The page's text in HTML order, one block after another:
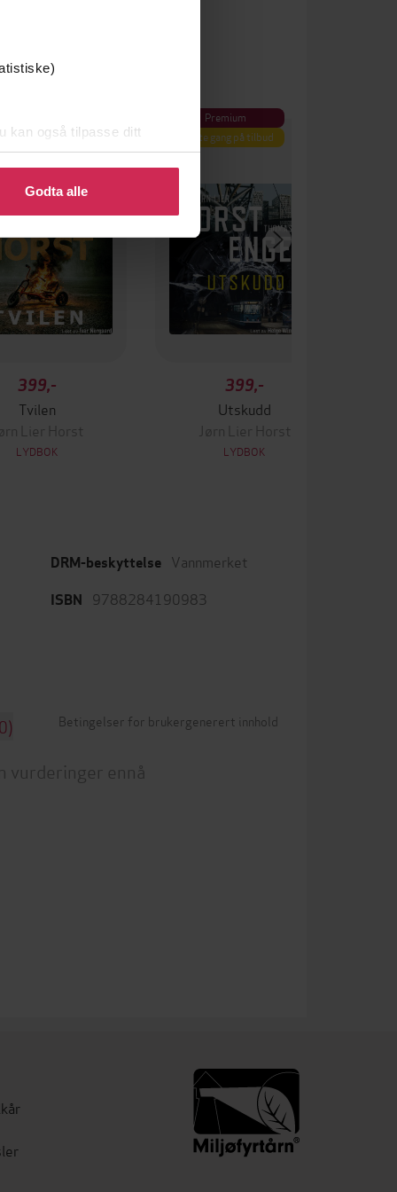
kan også tilpasse ditt
eller endre ditt samtykke.
Godta alle
399,-
Tvilen
Jørn Lier Horst
LYDBOK
Premium
Første gang på tilbud
399,-
Utskudd
Jørn Lier Horst
LYDBOK
DRM-beskyttelse Vannmerket
ISBN 9788284190983
Betingelser for brukergenerert innhold
vurderinger ennå